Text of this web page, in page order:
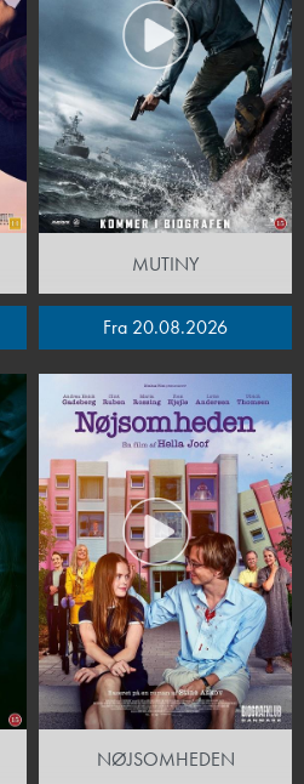
MUTINY
Fra 20.08.2026
NØJSOMHEDEN